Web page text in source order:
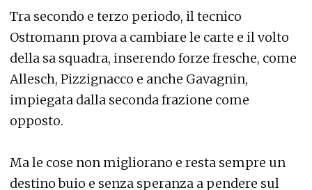
Tra secondo e terzo periodo, il tecnico
Ostromann prova a cambiare le carte e il volto
della sa squadra, inserendo forze fresche, come
Allesch, Pizzignacco e anche Gavagnin,
impiegata dalla seconda frazione come
opposto.
Ma le cose non migliorano e resta sempre un
destino buio e senza speranza a pendere sul